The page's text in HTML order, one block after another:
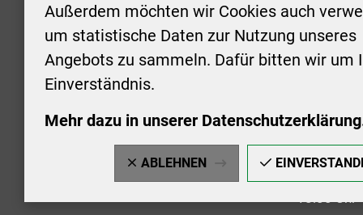
Außerdem möchten wir Cookies auch
um statistische Daten zur Nutzung unseres
Angebots zu sammeln. Dafür bitten wir um
Einverständnis.
Mehr dazu in unserer
ABLEHNEN
Stadt Aschersleben
Markt 1
06449 Aschersleben
+49 3473 958-0
stadt@aschersleben.de
https://www.aschersleben.de/
Montag:
Uhr
Uhr
vorheriger
18:00 Uhr